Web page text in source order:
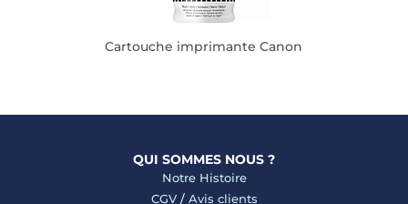
Cartouche imprimante Canon
QUI SOMMES NOUS ?
Notre Histoire
CGV/ Avis clients